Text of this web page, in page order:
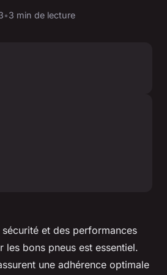
•3 min de lecture
sécurité et des performances
les bons pneus est essentiel.
une adhérence optimale